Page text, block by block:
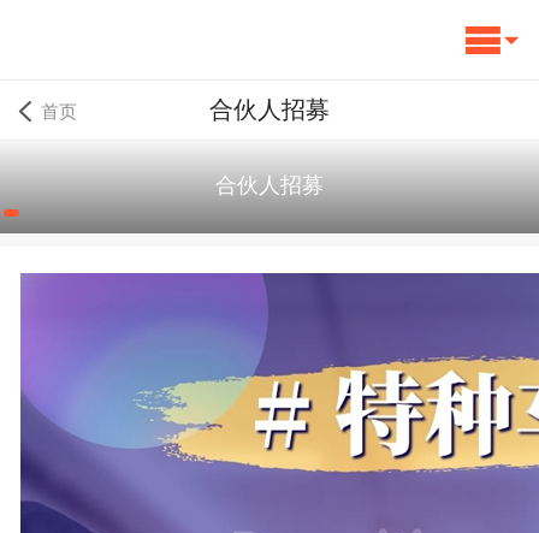
首页 合伙人招募
合伙人招募